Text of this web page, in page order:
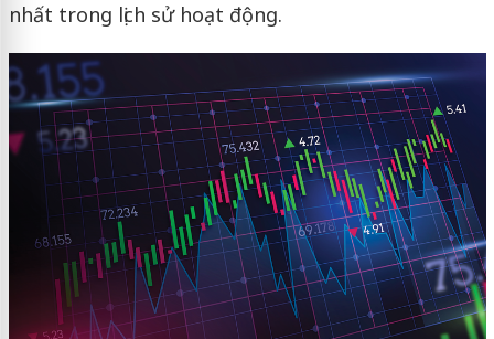
nhất trong lịch sử hoạt động.